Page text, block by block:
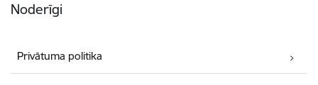
Noderīgi
Privātuma politika